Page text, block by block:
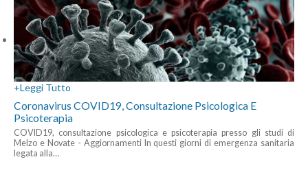
+Leggi Tutto
Coronavirus COVID19, Consultazione Psicologica E
Psicoterapia
COVID19, consultazione psicologica e psicoterapia presso gli studi di
Melzo e Novate - Aggiornamenti In questi giorni di emergenza sanitaria
legata alla…